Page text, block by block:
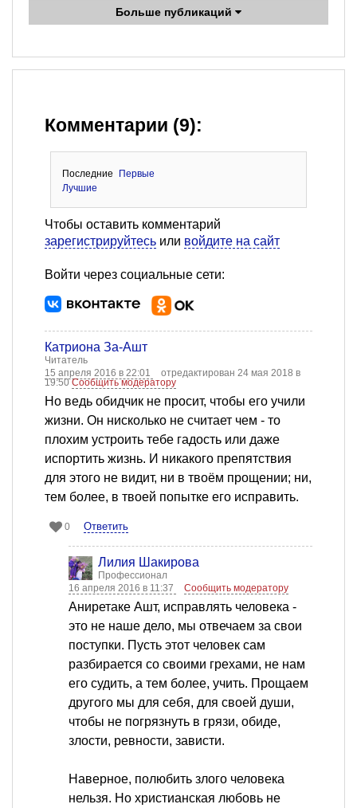
Больше публикаций
Комментарии (9):
Последние
Первые
Лучшие
Чтобы оставить комментарий
зарегистрируйтесь или войдите на сайт
Войти через социальные сети:
Катриона За-Ашт
Читатель
15 апреля 2016 в 22:01
отредактирован 24 мая 2018 в
19:50Сообщить модератору
Но ведь обидчик не просит, чтобы его учили
жизни. Он нисколько не считает чем - то
плохим устроить тебе гадость или даже
испортить жизнь. И никакого препятствия
для этого не видит, ни в твоём прощении; ни,
тем более, в твоей попытке его исправить.
0 Ответить
Лилия Шакирова
Профессионал
16 апреля 2016 в 11:37
Сообщить модератору
Аниретаке Ашт, исправлять человека -
это не наше дело, мы отвечаем за свои
поступки. Пусть этот человек сам
разбирается со своими грехами, не нам
его судить, а тем более, учить. Прощаем
другого мы для себя, для своей души,
чтобы не погрязнуть в грязи, обиде,
злости, ревности, зависти.
Наверное, полюбить злого человека
нельзя. Но христианская любовь не